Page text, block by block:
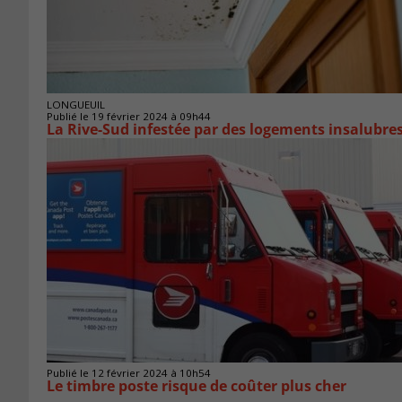
LONGUEUIL
Publié le 19 février 2024 à 09h44
La Rive-Sud infestée par des logements
Publié le 12 février 2024 à 10h54
Le timbre poste risque de coûter plus cher